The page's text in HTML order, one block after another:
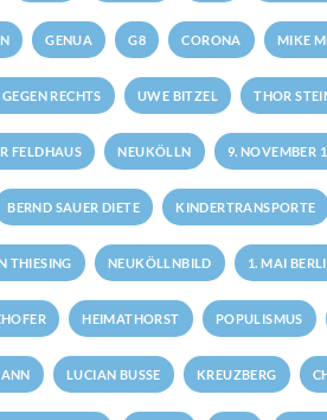
GENUA G8 CORONA MIKE
RECHTS UWE BITZEL THOR
FELDHAUS NEUKÖLLN 9. NOVEMBER
BERND SAUER DIETE KINDERTRANSPORTE
THIESING NEUKÖLLNBILD 1. MAI
HEIMATHORST POPULISMUS
LUCIAN BUSSE KREUZBERG